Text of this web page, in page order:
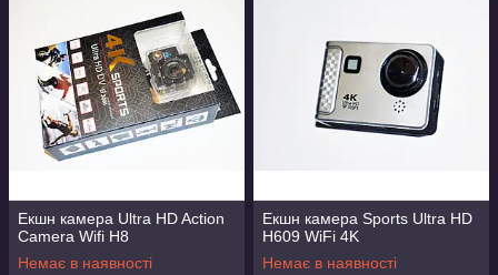
Екшн камера Ultra HD Action
Camera Wifi H8
Немає в наявності
Екшн камера Sports Ultra HD
H609 WiFi 4K
Немає в наявності